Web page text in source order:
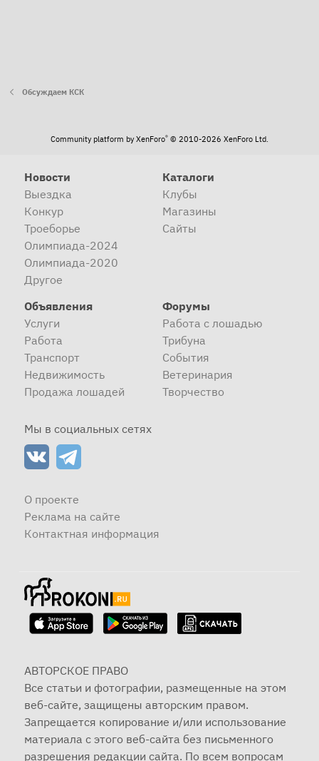
Обсуждаем КСК
Community platform by XenForo® © 2010-2026 XenForo Ltd.
Новости
Выездка
Конкур
Троеборье
Олимпиада-2024
Олимпиада-2020
Другое
Каталоги
Клубы
Магазины
Сайты
Объявления
Услуги
Работа
Транспорт
Недвижимость
Продажа лошадей
Форумы
Работа с лошадью
Трибуна
События
Ветеринария
Творчество
Мы в социальных сетях
О проекте
Реклама на сайте
Контактная информация
АВТОРСКОЕ ПРАВО
Все статьи и фотографии, размещенные на этом
веб-сайте, защищены авторским правом.
Запрещается копирование и/или использование
материала с этого веб-сайта без письменного
разрешения редакции сайта. По всем вопросам